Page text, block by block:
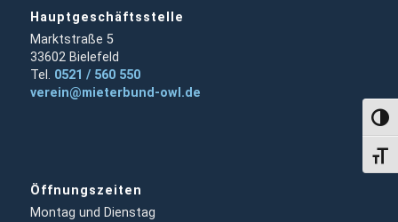
Hauptgeschäftsstelle
Marktstraße 5
33602 Bielefeld
Tel. 0521 / 560 550
verein@mieterbund-owl.de
Öffnungszeiten
Montag und Dienstag